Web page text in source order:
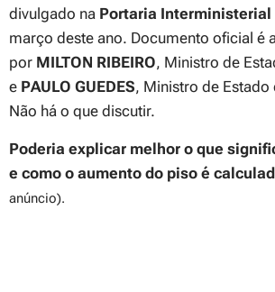
divulgado na Portaria Interministerial
março deste ano. Documento oficial é
por MILTON RIBEIRO, Ministro de
e PAULO GUEDES, Ministro de Estado
Não há o que discutir.
Poderia explicar melhor o que
e como o aumento do piso é
anúncio).